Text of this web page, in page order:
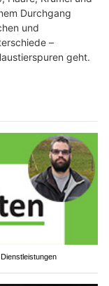
Durchgang
und
–
geht.